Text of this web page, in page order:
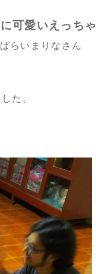
可愛いえっちゃ
らいまりなさん
た。